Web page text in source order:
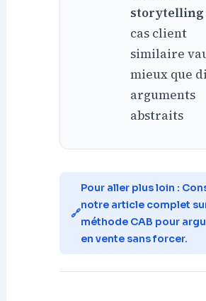
storytelling
cas client
similaire
mieux que
arguments
abstraits
Pour aller plus loin :
notre article complet
méthode CAB pour
en vente sans forcer.